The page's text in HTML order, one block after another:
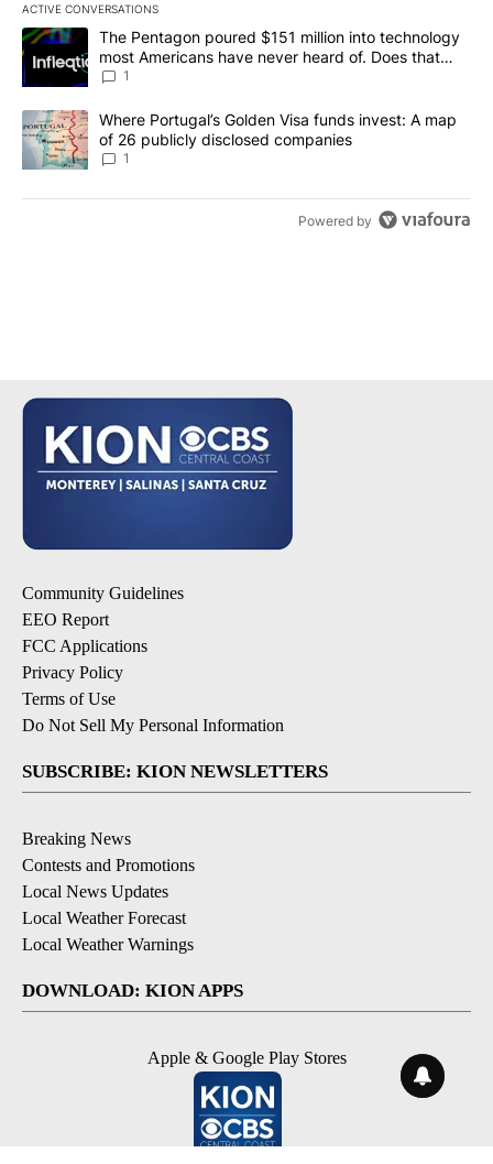
ACTIVE CONVERSATIONS
The following is a list of the most commented articles in the last
A trending article titled "The Pentagon poured $151 million into
The Pentagon poured $151 million into technology
most Americans have never heard of. Does that
make it a good investment?
1
A trending article titled "Where Portugal’s Golden Visa funds
Where Portugal’s Golden Visa funds invest: A map
of 26 publicly disclosed companies
1
Powered by
Community Guidelines
EEO Report
FCC Applications
Privacy Policy
Terms of Use
Do Not Sell My Personal Information
SUBSCRIBE: KION NEWSLETTERS
Breaking News
Contests and Promotions
Local News Updates
Local Weather Forecast
Local Weather Warnings
DOWNLOAD: KION APPS
Apple & Google Play Stores